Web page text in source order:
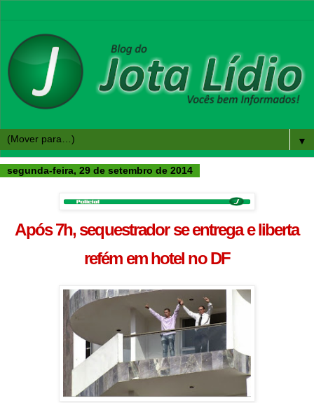
▼
segunda-feira, 29 de setembro de 2014
Após 7h, sequestrador se entrega e liberta
refém em hotel no DF